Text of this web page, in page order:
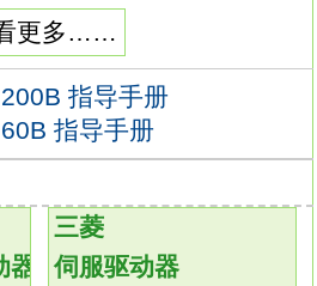
易实现增益设置。
降低振动。
件实现最佳调谐。
速度控制），模拟量输
）两种用途MR-J60A
更多……
指导手册
指导手册
三菱
伺服驱动器